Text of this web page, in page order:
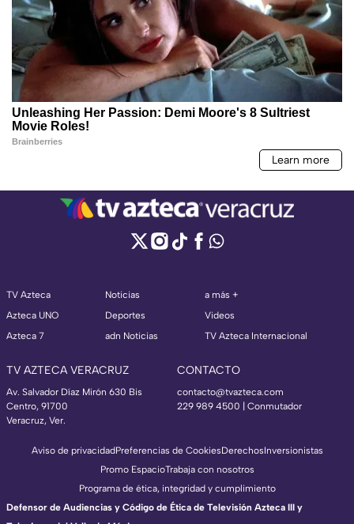
TV Azteca
Azteca UNO
Azteca 7
Noticias
Deportes
adn Noticias
a más +
Videos
TV Azteca Internacional
TV AZTECA VERACRUZ
Av. Salvador Díaz Mirón 630 Bis
Centro, 91700
Veracruz, Ver.
CONTACTO
contacto@tvazteca.com
229 989 4500 | Conmutador
Aviso de privacidadPreferencias de CookiesDerechosInversionistas
Promo EspacioTrabaja con nosotros
Programa de ética, integridad y cumplimiento
Defensor de Audiencias y Código de Ética de Televisión Azteca III y